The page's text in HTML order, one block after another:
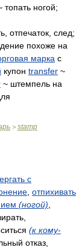
топать ногой;
отпечаток, след;
похоже на
марка с
купон transfer ~
~ штемпель на
> stamp
с
отпихивать
(ногой)
(к кому-
отказ,